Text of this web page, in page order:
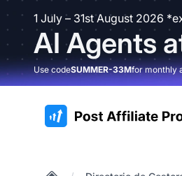
1 July – 31st August 2026
AI Agents
Use codeSUMMER-33Mfor monthly
:site.title